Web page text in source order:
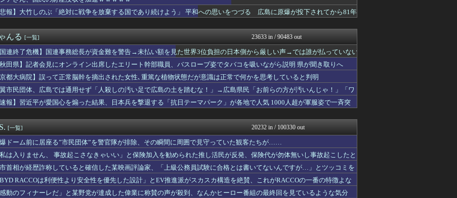
〜 日本兵撃ち施設に131億円…習近平が愛国心を煽った結果、...
反日愚国 恨寓瘻
りたたみスマホ｢Galaxy Z Fold 8｣のレビュー･評...
理想ちゃんねる
見にオンライン出席したエリート幹部職員、バスローブ姿でタバコを...
おーるじゃんる
さん「原爆ドーム前を明け渡せば核戦争が始まる！」→ 観衆のマジ...
政経ワロスまとめニュース♪
爆を二度と使わせてはならない」⇒「もちろん中国の核も非難する？...
あじあニュースちゃんねる
車場に地下シェルターを整備へ…小池知事「弾道ミサイル攻撃から都...
軍事・ミリタリー速報☆彡
の財産を没収しはじめる
大艦巨砲主義！
口がどんどん増え続けている理由
ふぇー速
営業利益83％減 高値で買い込んだ米が売れず「損切り祭り」開幕...
痛いニュース(ﾉ∀`)
スリーパー堀大輔さん、実は仮眠を取っていたｗｗｗｗｗｗｗｗｗｗ...
watch＠２ちゃんねる
卒アルを見ていた夫さん、妻にとんでもない秘密をバレて震える・・...
オレ的ゲーム速報＠刃
株式会社が10月よりプチプチ株式会社に社名変更
常識的に考えた
の財産没収を加速ｗｗｗｗｗ
アルファルファモザイク＠ネ...
靖国参拝「適切に判断」 官房長官
黒マッチョニュース
な理由、明らかになってしまう
かせまと！
暴行容疑 当時15歳以下の少女10人被害か、動画770本 男を...
みそパンNEWS
わ信者「被災者が高市早苗に惨状を訴えようとしたら男に阻止された...
モナニュース
ホンダ「ラーメン700円は安すぎる！2000円にするべき」
投資ちゃんねる
武器を届け続けて「運輸大隊長」と呼ばれる
ネトウヨにゅーす
事、高市首相と会談し「墓地埋葬法」の改正を要請 国と都が連携し...
もえるあじあ(･∀･)
悲報】大竹しのぶ「絶対に戦争を放棄する国であり続けよう」 平和への思いをつづる 広島に原爆が投下されてから81年
んる [一覧] 23633 in / 90483 out
国連終了危機】国連事務総長が資金難を警告→未払い額を見た世界3位負担の日本側から厳しい声→では誰が払っていない
か言え
秋田県】記者会見にオンライン出席したエリート幹部職員、バスローブ姿でタバコを吸いながら説明 県が聞き取りへ
京都大病院】誤って正常脳幹を摘出された女性､重篤な植物状態だが意識は正常で何かを思考していると判明
市民団体、広島では通用せず「人殺しの汚い足で広島の土を踏むな！」→広島県民「お前らの方が汚いんじゃ！」「ワ
らが広島県民じゃ」
速報】習近平が愛国心を煽った結果、日本兵を撃退する「抗日テーマパーク」が各地で人気 1000人超が軍服姿で一斉突
[一覧] 20232 in / 100330 out
ドーム前に居座る”市民団体”を警官隊が排除、その瞬間に周囲で見守っていた観客たちが……
私は入りません、 事故起こさなきゃいい」と保険加入を勧められた推し活民が反発、保険代が勿体無いし事故起こしたと
……
首相が経歴詐称していると確信した某映画評論家、「上級公務員試験に合格とは書いてないんですが…」とツッコミを
けまくり……
BYD RACCOは利便性より安全性を優先した設計」とEV推進派がスカスカ構造を絶賛、これがRACCOの一番の特徴よな
感動のフィナーレだ」と某野党が達成した偉業に称賛の声が殺到、なんかヒーロー番組の最終回を見ているような気分